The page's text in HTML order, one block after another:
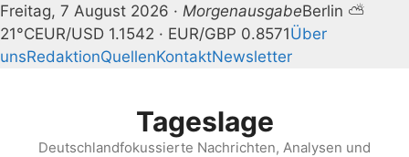
Freitag, 7 August 2026 · MorgenausgabeBerlin ⛅
21°CEUR/USD 1.1542 · EUR/GBP 0.8571Über
unsRedaktionQuellenKontaktNewsletter
Tageslage
Deutschlandfokussierte Nachrichten, Analysen und